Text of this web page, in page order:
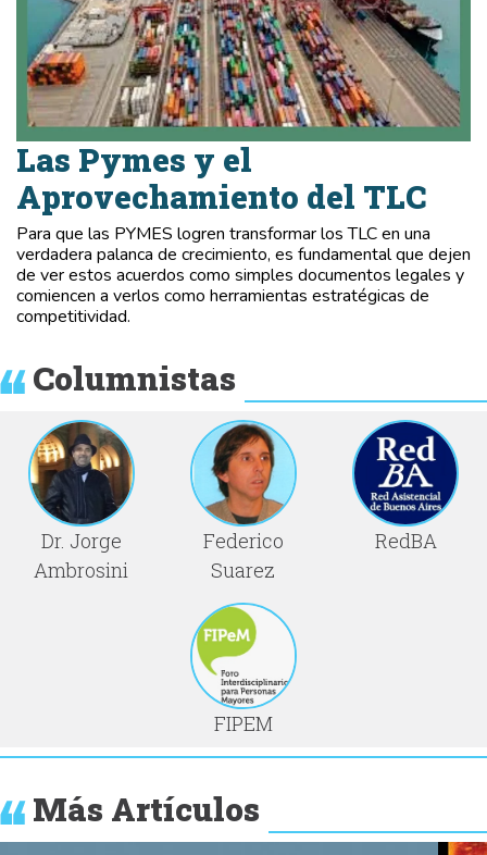
Las Pymes y el
Aprovechamiento del TLC
Para que las PYMES logren transformar los TLC en una
verdadera palanca de crecimiento, es fundamental que dejen
de ver estos acuerdos como simples documentos legales y
comiencen a verlos como herramientas estratégicas de
competitividad.
Columnistas
Dr. Jorge
Ambrosini
Federico
Suarez
RedBA
FIPEM
Más Artículos